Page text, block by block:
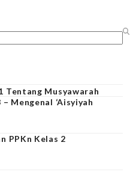
Tentang Musyawarah
Mengenal ‘Aisyiyah
PPKn Kelas 2